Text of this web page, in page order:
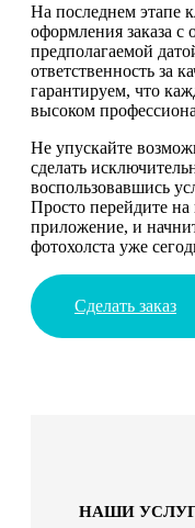
На последнем этапе
оформления заказа с
предполагаемой
ответственность за
гарантируем, что
высоком
Не упускайте
сделать
воспользовавшись
Просто перейдите
приложение, и
фотохолста уже
Сделать заказ
НАШИ